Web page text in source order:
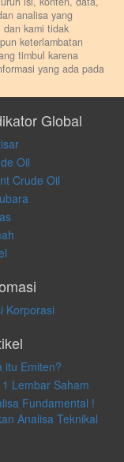
analisa yang
kami tidak
keterlambatan
timbul karena
yang ada pada
untuk
terkait dengan
jawab
dan situasi
tidak
Global
Oil
Crude Oil
Korporasi
itu Emiten?
Lembar Saham
Fundamental !
Analisa Teknikal